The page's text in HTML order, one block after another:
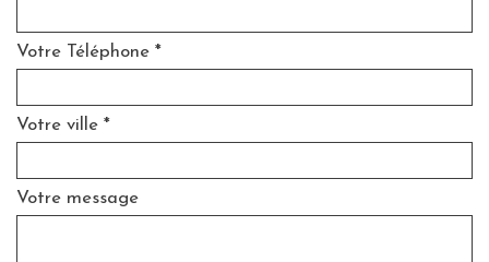
Votre Téléphone *
Votre ville *
Votre message